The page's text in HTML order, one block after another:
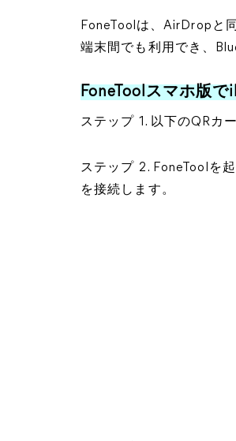
FoneToolは、AirDropと
端末間でも利用でき、
FoneToolスマホ版
ステップ 1. 以下のQRカ
ステップ 2. FoneToolを
を接続します。